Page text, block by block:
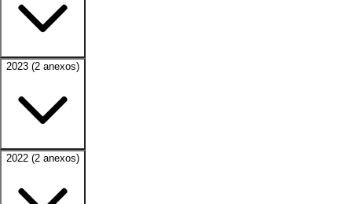
2023 (2 anexos)
2022 (2 anexos)